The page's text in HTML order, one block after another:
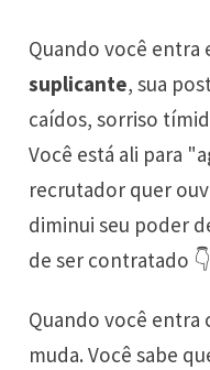
Quando você entra
suplicante, sua
caídos, sorriso
Você está ali para
recrutador quer
diminui seu poder
de ser contratado 👇
Quando você entra
muda. Você sabe